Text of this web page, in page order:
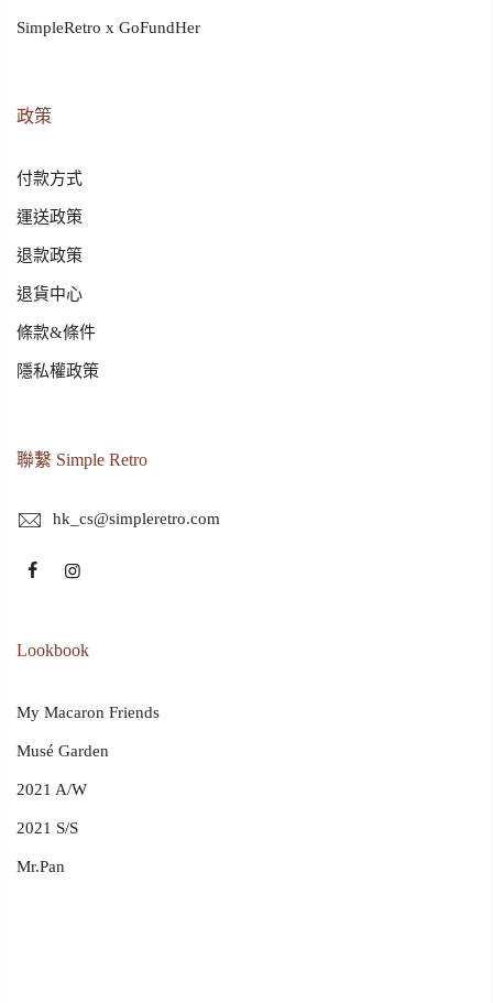
SimpleRetro x GoFundHer
政策
付款方式
運送政策
退款政策
退貨中心
條款&條件
隱私權政策
聯繫 Simple Retro
hk_cs@simpleretro.com
Lookbook
My Macaron Friends
Musé Garden
2021 A/W
2021 S/S
Mr.Pan